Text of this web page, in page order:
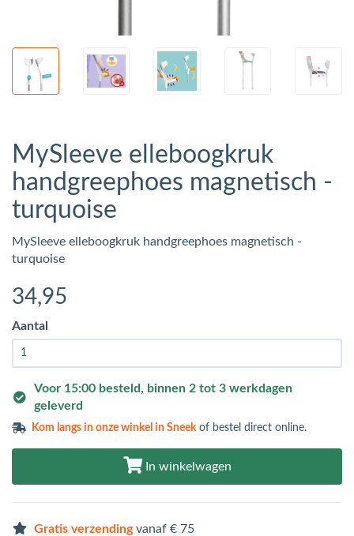
MySleeve elleboogkruk
handgreephoes magnetisch -
turquoise
MySleeve elleboogkruk handgreephoes magnetisch -
turquoise
34,95
Aantal
Voor 15:00 besteld, binnen 2 tot 3 werkdagen
geleverd
Kom langs inonze winkel in Sneek of bestel direct online.
In winkelwagen
Gratis verzendingvanaf € 75